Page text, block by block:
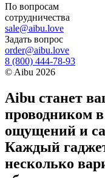
По вопросам
сотрудничества
sale@aibu.love
Задать вопрос
order@aibu.love
8 (800) 444-78-93
© Aibu 2026
Aibu станет
проводником
ощущений и
Каждый
несколько